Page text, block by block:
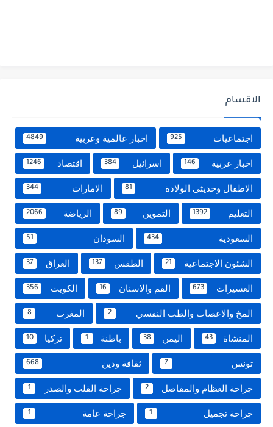
الاقسام
اجتماعيات 925 اخبار عالمية وعربية 4849
اخبار عربية 146 اسرائيل 384 اقتصاد 1246
الاطفال وحديثى الولادة 81 الامارات 344
التعليم 1392 التموين 89 الرياضة 2066
السعودية 434 السودان 51
الشئون الاجتماعية 21 الطقس 137 العراق 37
العسيرات 673 الفم والاسنان 16 الكويت 356
المخ والاعصاب والطب النفسي 2 المغرب 8
المنشاة 43 اليمن 38 باطنة 1 تركيا 10
تونس 7 ثقافة ودين 668
جراحة العظام والمفاصل 2 جراحة القلب والصدر 1
جراحة تجميل 1 جراحة عامة 1